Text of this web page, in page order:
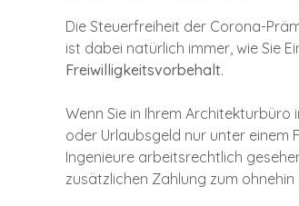
Die Steuerfreiheit der Corona-
ist dabei natürlich immer, wie Sie
Freiwilligkeitsvorbehalt.
Wenn Sie in Ihrem
oder Urlaubsgeld nur unter einem
Ingenieure arbeitsrechtlich
zusätzlichen Zahlung zum